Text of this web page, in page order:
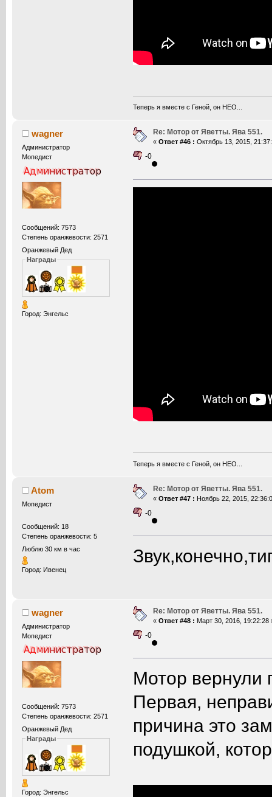
Теперь я вместе с Геной, он НЕО...
wagner
Администратор
Мопедист
Сообщений: 7573
Степень оранжевости: 2571
Оранжевый Дед
Награды
Город: Энгельс
Re: Мотор от Яветты. Ява 551.
« Ответ #46 : Октябрь 13, 2015,
-0
Теперь я вместе с Геной, он НЕО...
Atom
Мопедист
Сообщений: 18
Степень оранжевости: 5
Люблю 30 км в час
Город: Ивенец
Re: Мотор от Яветты. Ява 551.
« Ответ #47 : Ноябрь 22, 2015,
-0
wagner
Администратор
Мопедист
Сообщений: 7573
Степень оранжевости: 2571
Оранжевый Дед
Награды
Город: Энгельс
Re: Мотор от Яветты. Ява 551.
« Ответ #48 : Март 30, 2016, 19:22:28
-0
Мотор вернули
Первая,
причина это
подушкой,